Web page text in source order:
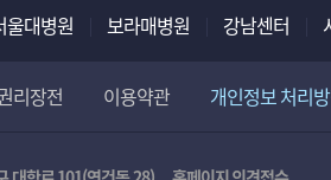
울대병원 보라매병원 강남센터
리장전 이용약관 개인정보 처리